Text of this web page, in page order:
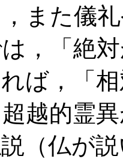
また儀
，「絶
ば，「
越的霊
（仏が